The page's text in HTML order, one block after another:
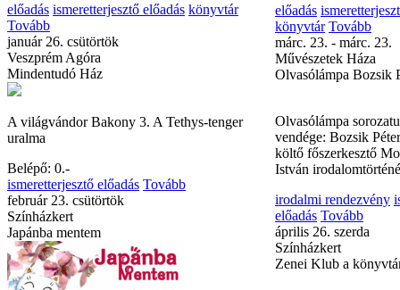
előadás ismeretterjesztő előadás könyvtár
Tovább
január 26. csütörtök
Veszprém Agóra
Mindentudó Ház
A világvándor Bakony 3. A Tethys-tenger
uralma
Belépő: 0.-
ismeretterjesztő előadás Tovább
február 23. csütörtök
Színházkert
Japánba mentem
március 16. csütörtök
Színházkert
Moziklub
előadás
könyvtár Tovább
márc. 23. - márc. 23.
Művészetek Háza
Olvasólámpa
vendége: Bozsik
költő főszerkesztő